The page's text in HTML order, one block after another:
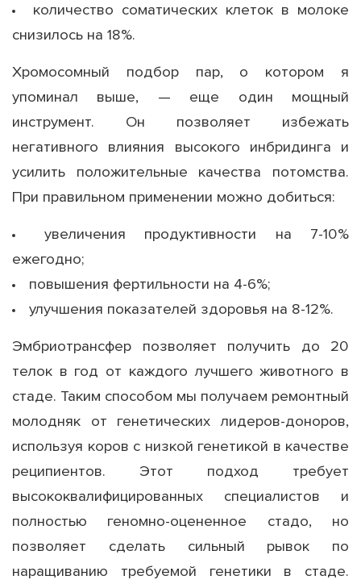
количество соматических клеток в молоке
снизилось на 18%.
Хромосомный подбор пар, о котором я
упоминал выше, — еще один мощный
инструмент. Он позволяет избежать
негативного влияния высокого инбридинга и
усилить положительные качества потомства.
При правильном применении можно добиться:
увеличения продуктивности на 7-10%
ежегодно;
повышения фертильности на 4-6%;
улучшения показателей здоровья на 8-12%.
Эмбриотрансфер позволяет получить до 20
телок в год от каждого лучшего животного в
стаде. Таким способом мы получаем ремонтный
молодняк от генетических лидеров-доноров,
используя коров с низкой генетикой в качестве
реципиентов. Этот подход требует
высококвалифицированных специалистов и
полностью геномно-оцененное стадо, но
позволяет сделать сильный рывок по
наращиванию требуемой генетики в стаде.